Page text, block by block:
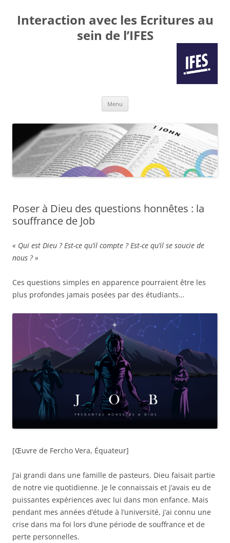
Interaction avec les Ecritures au
sein de l’IFES
Menu
Poser à Dieu des questions honnêtes : la
souffrance de Job
« Qui est Dieu ? Est-ce qu’il compte ? Est-ce qu’il se soucie de
nous ? »
Ces questions simples en apparence pourraient être les
plus profondes jamais posées par des étudiants…
[Œuvre de Fercho Vera, Équateur]
J’ai grandi dans une famille de pasteurs. Dieu faisait partie
de notre vie quotidienne. Je le connaissais et j’avais eu de
puissantes expériences avec lui dans mon enfance. Mais
pendant mes années d’étude à l’université, j’ai connu une
crise dans ma foi lors d’une période de souffrance et de
perte personnelles.